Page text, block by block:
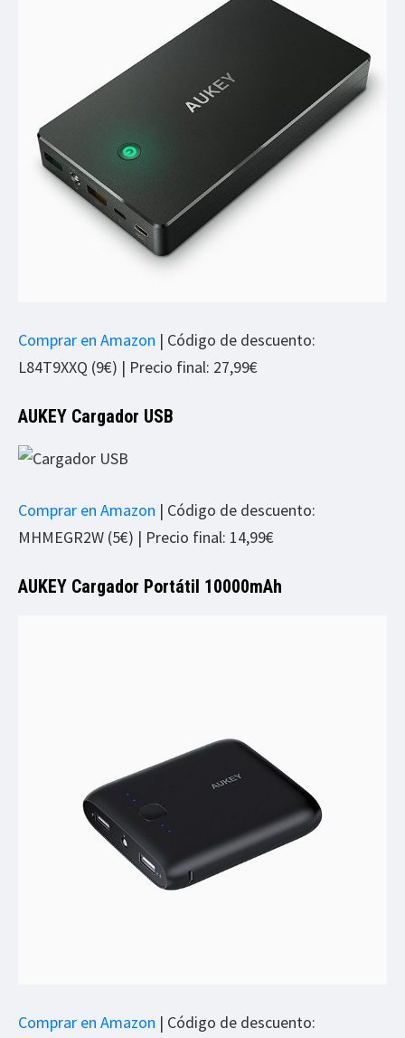
Comprar en Amazon | Código de descuento:
L84T9XXQ (9€) | Precio final: 27,99€
AUKEY Cargador USB
Comprar en Amazon | Código de descuento:
MHMEGR2W (5€) | Precio final: 14,99€
AUKEY Cargador Portátil 10000mAh
Comprar en Amazon | Código de descuento: